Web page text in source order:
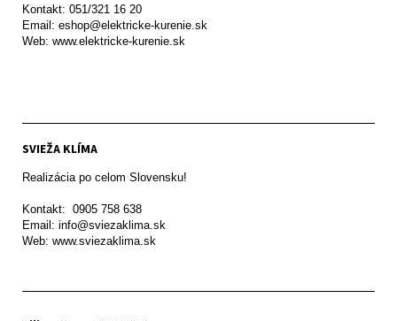
Kontakt: 051/321 16 20
Email: eshop@elektricke-kurenie.sk
Web: www.elektricke-kurenie.sk
SVIEŽA KLÍMA
Realizácia po celom Slovensku!
Kontakt:  0905 758 638
Email: info@sviezaklima.sk
Web: www.sviezaklima.sk